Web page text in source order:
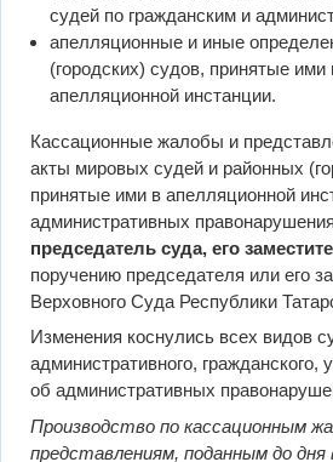
судей по гражданским и
апелляционные и иные
(городских) судов, принятые ими
апелляционной инстанции.
Кассационные жалобы и
акты мировых судей и районных
принятые ими в апелляционной
административных
председатель суда, его
поручению председателя или его
Верховного Суда Республики
Изменения коснулись всех видов
административного, гражданского,
об административных
Производство по кассационным
представлениям, поданным до дня